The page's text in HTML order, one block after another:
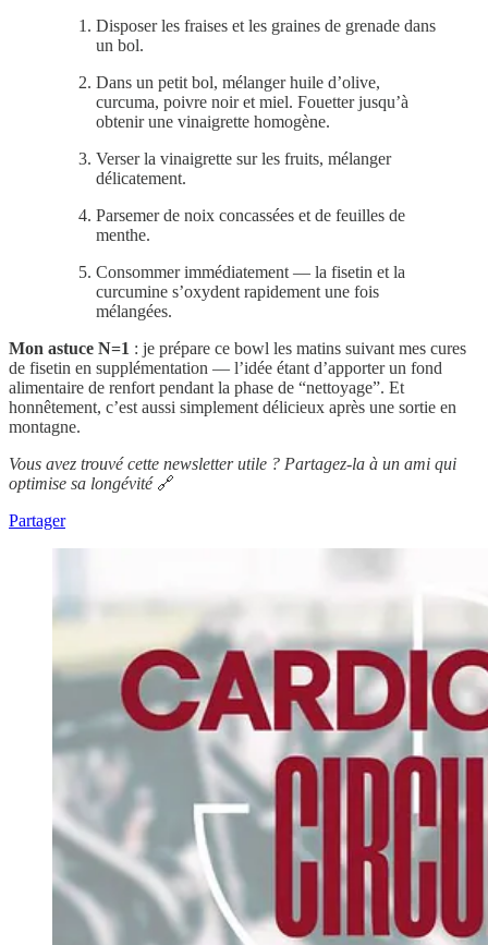
Disposer les fraises et les graines de grenade dans
un bol.
Dans un petit bol, mélanger huile d’olive,
curcuma, poivre noir et miel. Fouetter jusqu’à
obtenir une vinaigrette homogène.
Verser la vinaigrette sur les fruits, mélanger
délicatement.
Parsemer de noix concassées et de feuilles de
menthe.
Consommer immédiatement — la fisetin et la
curcumine s’oxydent rapidement une fois
mélangées.
Mon astuce N=1 : je prépare ce bowl les matins suivant mes cures
de fisetin en supplémentation — l’idée étant d’apporter un fond
alimentaire de renfort pendant la phase de “nettoyage”. Et
honnêtement, c’est aussi simplement délicieux après une sortie en
montagne.
Vous avez trouvé cette newsletter utile ? Partagez-la à un ami qui
optimise sa longévité🔗
Partager